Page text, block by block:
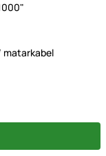
matarkabel